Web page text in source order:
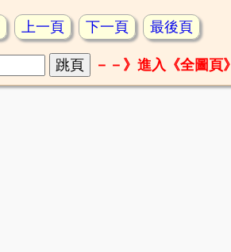
上一頁 下一頁 最後頁
－－》進入《全圖頁》